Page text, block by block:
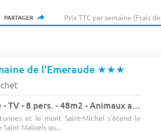
PARTAGER Prix TTC par semaine (Frais
de l'Emeraude ★★★
Maison - Terrasse - TV - 8 pers. - 48m2 - Animaux admis
et le mont Saint-Michel s'étend le
Saint Maloels qu...